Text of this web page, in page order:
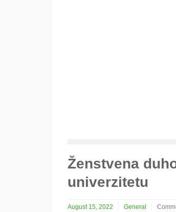
Ženstvena
univerzitetu
August 15, 2022 General